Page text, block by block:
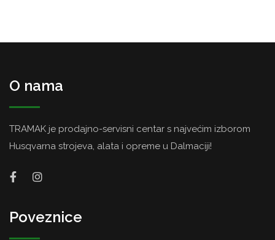
O nama
TRAMAK je prodajno-servisni centar s najvećim izborom
Husqvarna strojeva, alata i opreme u Dalmaciji!
Poveznice